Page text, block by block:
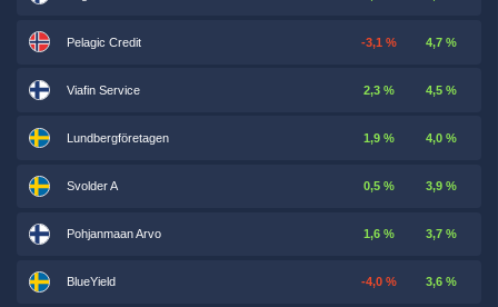
Pelagic Credit -3,1 % 4,7 %
Viafin Service 2,3 % 4,5 %
Lundbergföretagen 1,9 % 4,0 %
Svolder A 0,5 % 3,9 %
Pohjanmaan Arvo 1,6 % 3,7 %
BlueYield -4,0 % 3,6 %